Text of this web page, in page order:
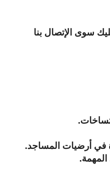
سوى الإتصال بنا
في أرضيات المساجد.